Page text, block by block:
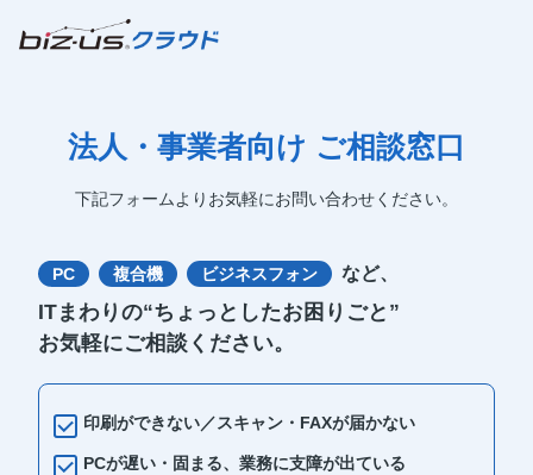
法人・事業者向け ご相談窓口
下記フォームよりお気軽にお問い合わせください。
PC 複合機 ビジネスフォン など、
ITまわりの“ちょっとしたお困りごと”
お気軽にご相談ください。
印刷ができない／スキャン・FAXが届かない
PCが遅い・固まる、業務に支障が出ている